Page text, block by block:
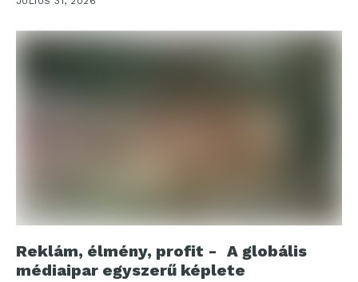
Reklám, élmény, profit - A globális
médiaipar egyszerű képlete